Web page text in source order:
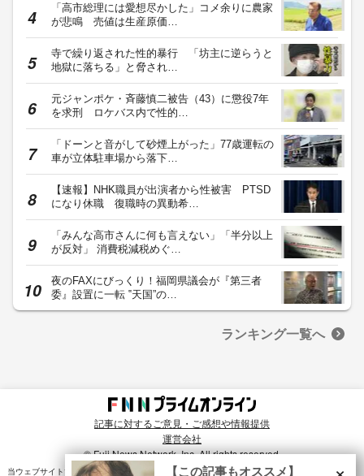
「高市総理には愛想尽かした」コメ余りに農家
が悲鳴 売値は生産原価…
寺で繰り返された性的暴行 「坊主に逆らうと
地獄に落ちる」と脅され…
元ジャンポケ・斉藤慎二被告（43）に懲役7年
を求刑 ロケバス内で性的…
「ドーンと音がして砂煙上がった」77歳運転の
車が立体駐車場から落下…
【速報】NHK職員が出演者から性被害 PTSD
になり休職 復職時の異動希…
「みんな高市さんに何も言えない」「半分以上
が反対」 消費税減税めぐ…
夜のFAXにびっくり！福岡県議会が『第三者
委』設置に一転 ‟天国”の…
ランキング一覧へ
記事に対するご意見・ご感想や情報提供
運営会社
© Fuji News Network, Inc. All rights reserved.
当ウェブサイトでは、ユーザのニーズ・興味・関⼼に合致したコンテンツや広告配信を提供する
【この記事もオススメ】